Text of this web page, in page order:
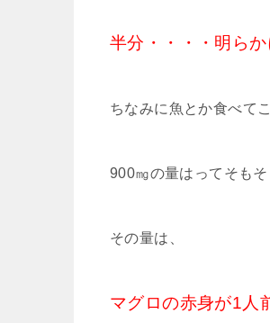
半分・・・・明らか
ちなみに魚とか食べて
900㎎の量はってそも
その量は、
マグロの赤身が1人